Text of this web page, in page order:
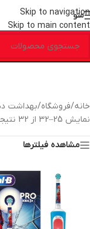
Skip to navigation
Skip to main content
منو
خانه/فروشگاه/بهداشت
نمایش 25–32 از 32 نتیجه
مشاهده فیلترها